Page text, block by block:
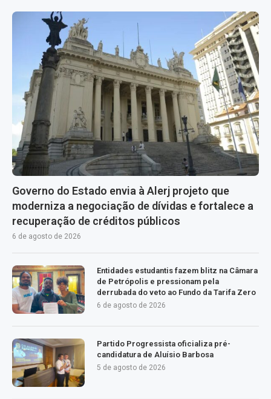
Governo do Estado envia à Alerj projeto que
moderniza a negociação de dívidas e fortalece a
recuperação de créditos públicos
6 de agosto de 2026
Entidades estudantis fazem blitz na Câmara
de Petrópolis e pressionam pela
derrubada do veto ao Fundo da Tarifa Zero
6 de agosto de 2026
Partido Progressista oficializa pré-
candidatura de Aluísio Barbosa
5 de agosto de 2026